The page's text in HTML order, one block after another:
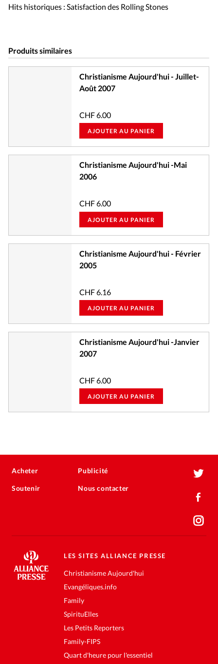
Hits historiques : Satisfaction des Rolling Stones
Produits similaires
Christianisme Aujourd'hui - Juillet-
Août 2007
CHF6.00
AJOUTER AU PANIER
Christianisme Aujourd'hui -Mai
2006
CHF6.00
AJOUTER AU PANIER
Christianisme Aujourd'hui - Février
2005
CHF6.16
AJOUTER AU PANIER
Christianisme Aujourd'hui -Janvier
2007
CHF6.00
AJOUTER AU PANIER
Acheter
Soutenir
Publicité
Nous contacter
LES SITES ALLIANCE PRESSE
Christianisme Aujourd'hui
Evangéliques.info
Family
SpirituElles
Les Petits Reporters
Family-FIPS
Quart d'heure pour l'essentiel